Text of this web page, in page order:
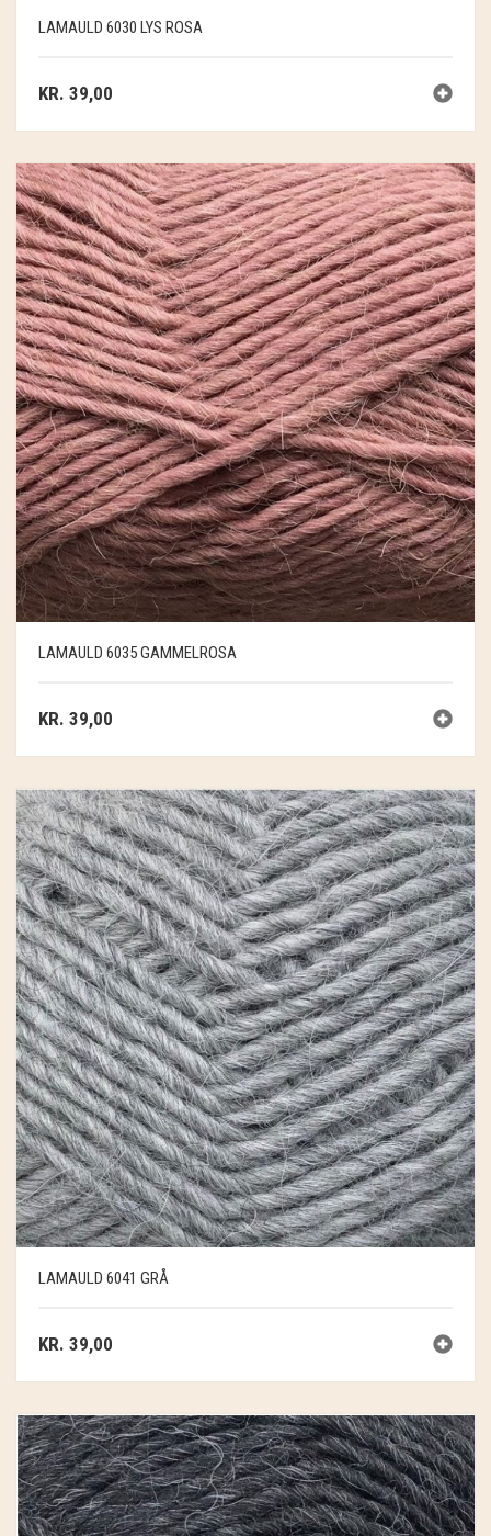
LAMAULD 6030 LYS ROSA
KR. 39,00
LAMAULD 6035 GAMMELROSA
KR. 39,00
LAMAULD 6041 GRÅ
KR. 39,00